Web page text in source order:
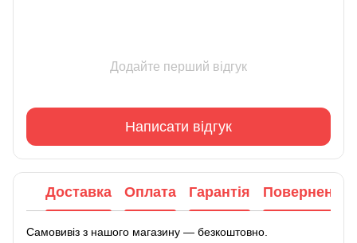
Додайте перший відгук
Написати відгук
Доставка Оплата Гарантія Повернення
Самовивіз з нашого магазину — безкоштовно.